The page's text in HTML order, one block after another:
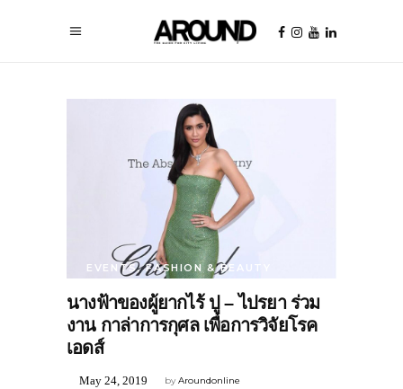
EVENTS,FASHION & BEAUTY
นางฟ้าของผู้ยากไร้ ปู – ไปรยา ร่วม
งาน กาล่าการกุศล เพื่อการวิจัยโรค
เอดส์
byAroundonline
May 24, 2019